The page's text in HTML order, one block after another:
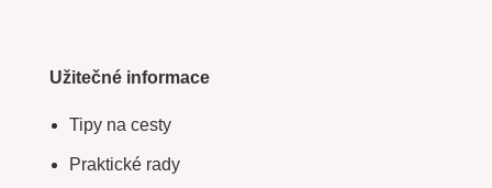
Užitečné informace
Tipy na cesty
Praktické rady